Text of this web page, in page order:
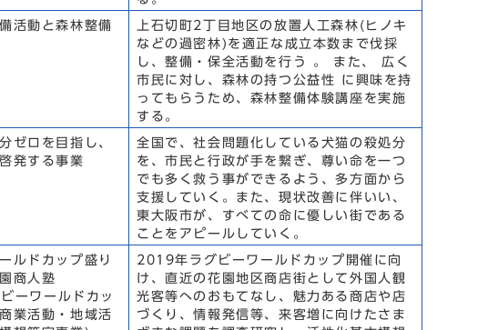
活動と森林整備
上石切町2丁目地区の放置人工森林(ヒノキ
などの過密林)を適正な成立本数まで伐採
し、整備・保全活動を行う 。 また、 広く
市民に対し、森林の持つ公益性 に興味を持
ってもらうため、森林整備体験講座を実施
する。
ゼロを目指し、
発する事業
全国で、社会問題化している犬猫の殺処分
を、市民と行政が手を繋ぎ、尊い命を一つ
でも多く救う事ができるよう、多方面から
支援していく。また、現状改善に伴いい、
東大阪市が、すべての命に優しい街である
ことをアピールしていく。
ルドカップ盛り
商人塾
ーワールドカッ
業活動・地域活
2019年ラグビーワールドカップ開催に向
け、直近の花園地区商店街として外国人観
光客等へのおもてなし、魅力ある商店や店
づくり、情報発信等、来客増に向けたさま